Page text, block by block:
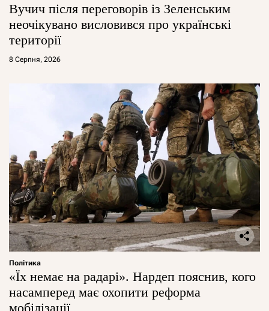
Вучич після переговорів із Зеленським
неочікувано висловився про українські
території
8 Серпня, 2026
Політика
«Їх немає на радарі». Нардеп пояснив, кого
насамперед має охопити реформа
мобілізації